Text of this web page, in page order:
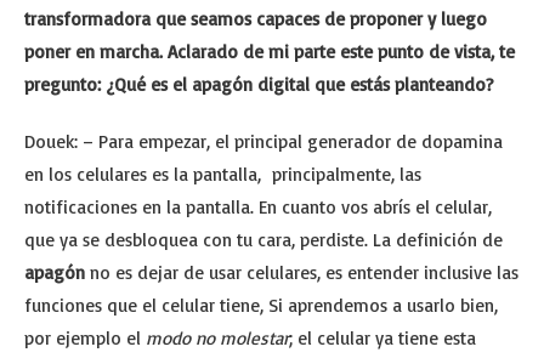
transformadora que seamos capaces de proponer y luego
poner en marcha. Aclarado de mi parte este punto de vista, te
pregunto: ¿Qué es el apagón digital que estás planteando?
Douek: – Para empezar, el principal generador de dopamina
en los celulares es la pantalla, principalmente, las
notificaciones en la pantalla. En cuanto vos abrís el celular,
que ya se desbloquea con tu cara, perdiste. La definición de
apagón no es dejar de usar celulares, es entender inclusive las
funciones que el celular tiene, Si aprendemos a usarlo bien,
por ejemplo el modo no molestar; el celular ya tiene esta